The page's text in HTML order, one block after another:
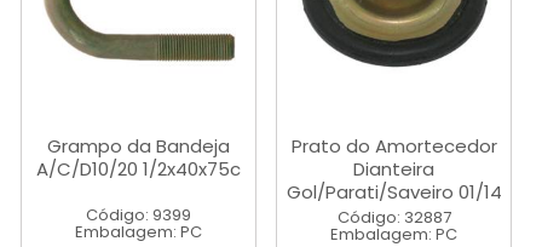
Grampo da Bandeja
A/C/D10/20 1/2x40x75c
Código: 9399
Embalagem: PC
Prato do Amortecedor
Dianteira
Gol/Parati/Saveiro 01/14
Código: 32887
Embalagem: PC